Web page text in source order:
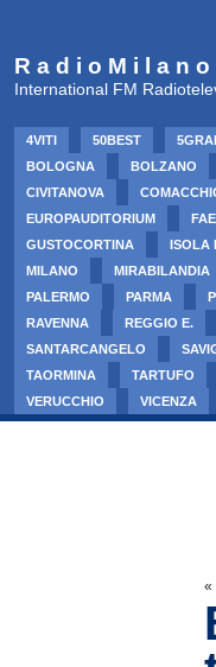
R a d i o M i l a n o
International FM
4VITI 50BEST
BOLOGNA
BOLZANO
CIVITANOVA
EUROPAUDITORIUM
GUSTOCORTINA
ISOLA
MILANO
MIRABILANDIA
PALERMO
PARMA
RAVENNA
REGGIO E.
SANTARCANGELO
TAORMINA
TARTUFO
VERUCCHIO
VICENZA
«